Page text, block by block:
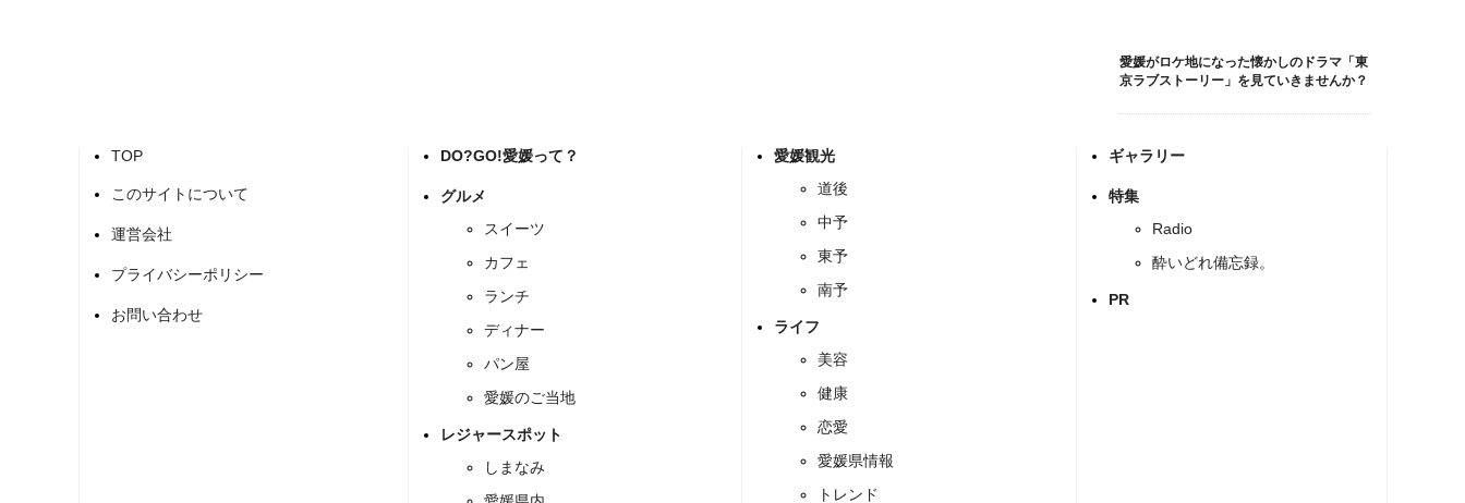
愛媛がロケ地になった懐かしのドラマ「東
京ラブストーリー」を見ていきませんか？
TOP
このサイトについて
運営会社
プライバシーポリシー
お問い合わせ
DO?GO!愛媛って？
グルメ
スイーツ
カフェ
ランチ
ディナー
パン屋
愛媛のご当地
レジャースポット
しまなみ
愛媛観光
道後
中予
東予
南予
ライフ
美容
健康
恋愛
愛媛県情報
トレンド
ギャラリー
特集
Radio
酔いどれ備忘録。
PR